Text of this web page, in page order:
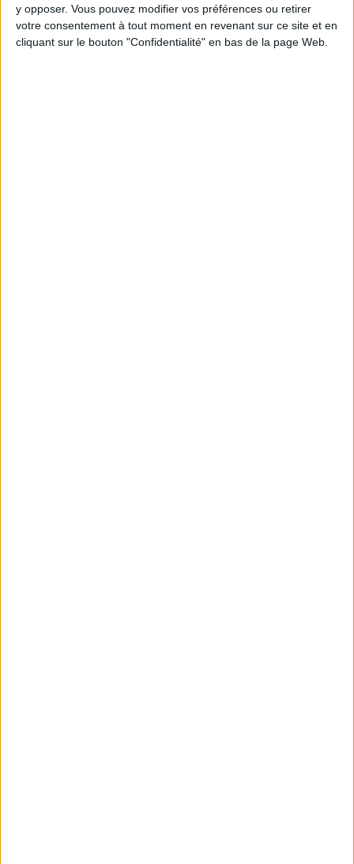
y opposer. Vous pouvez modifier vos préférences ou retirer
votre consentement à tout moment en revenant sur ce site et en
cliquant sur le bouton "Confidentialité" en bas de la page Web.